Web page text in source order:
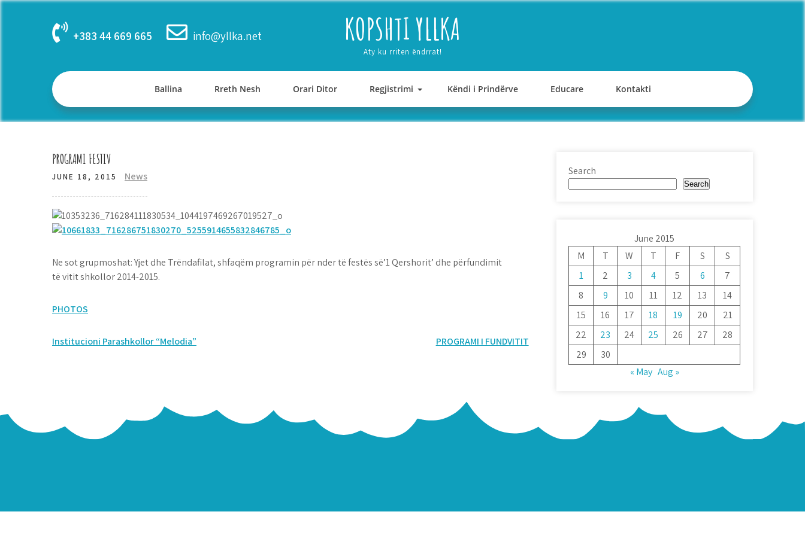
Skip
+383 44 669 665 info@yllka.net KOPSHTI YLLKA
Aty ku rriten ëndrrat!
Ballina Rreth Nesh Orari Ditor Regjistrimi Këndi i Prindërve Educare Kontakti
PROGRAMI FESTIV
JUNE 18, 2015 News
Ne sot grupmoshat: Yjet dhe Trëndafilat, shfaqëm programin për nder të festës së’1 Qershorit’ dhe përfundimit
të vitit shkollor 2014-2015.
PHOTOS
Post
Institucioni Parashkollor “Melodia” PROGRAMI I FUNDVITIT
Search
Search
June 2015
M
T W T F S
S
1
2 3 4 5 6
7
8
9 10 11 12 13
14
15
16 17 18 19 20
21
22
23 24 25 26 27
28
29
30
« May Aug »